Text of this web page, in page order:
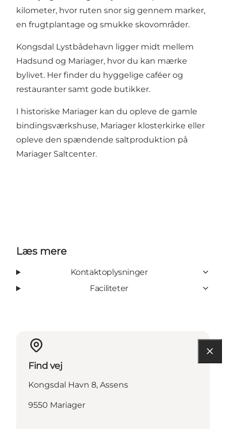
kilometer, hvor ruten snor sig gennem marker,
en frugtplantage og smukke skovområder.
Kongsdal Lystbådehavn ligger midt mellem
Hadsund og Mariager, hvor du kan mærke
bylivet. Her finder du hyggelige caféer og
restauranter samt gode butikker.
I historiske Mariager kan du opleve de gamle
bindingsværkshuse, Mariager klosterkirke eller
opleve den spændende saltproduktion på
Mariager Saltcenter.
Læs mere
Kontaktoplysninger
Faciliteter
Find vej
Kongsdal Havn 8, Assens
9550 Mariager